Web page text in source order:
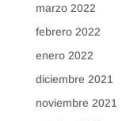
marzo 2022
febrero 2022
enero 2022
diciembre 2021
noviembre 2021